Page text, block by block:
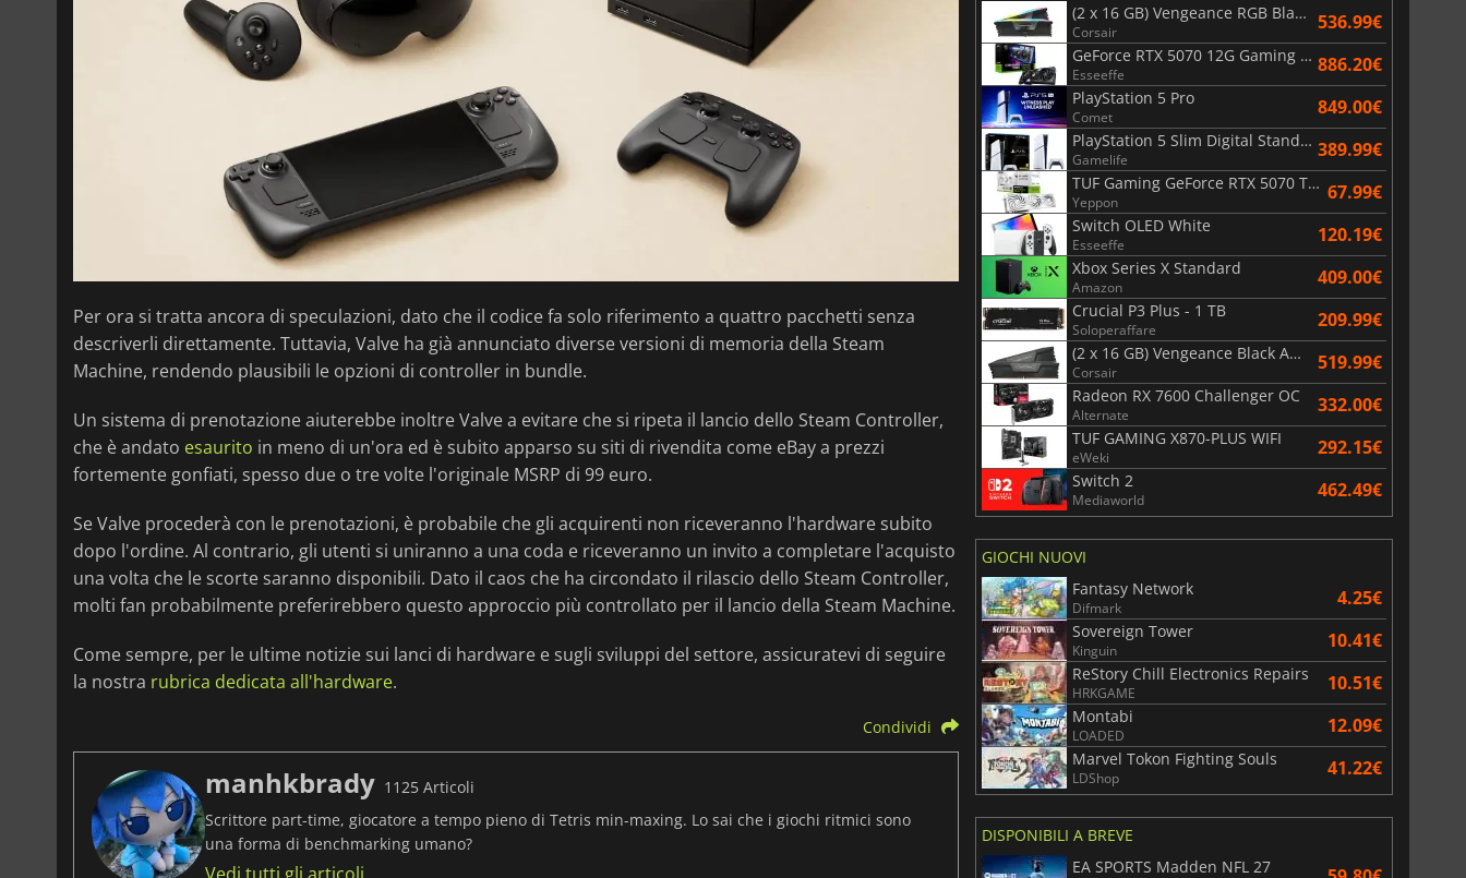
Per ora si tratta ancora di speculazioni, dato che il codice fa solo riferimento a quattro pacchetti senza
descriverli direttamente. Tuttavia, Valve ha già annunciato diverse versioni di memoria della Steam
Machine, rendendo plausibili le opzioni di controller in bundle.
Un sistema di prenotazione aiuterebbe inoltre Valve a evitare che si ripeta il lancio dello Steam Controller,
che è andato esaurito in meno di un'ora ed è subito apparso su siti di rivendita come eBay a prezzi
fortemente gonfiati, spesso due o tre volte l'originale MSRP di 99 euro.
Se Valve procederà con le prenotazioni, è probabile che gli acquirenti non riceveranno l'hardware subito
dopo l'ordine. Al contrario, gli utenti si uniranno a una coda e riceveranno un invito a completare l'acquisto
una volta che le scorte saranno disponibili. Dato il caos che ha circondato il rilascio dello Steam Controller,
molti fan probabilmente preferirebbero questo approccio più controllato per il lancio della Steam Machine.
Come sempre, per le ultime notizie sui lanci di hardware e sugli sviluppi del settore, assicuratevi di seguire
la nostra rubrica dedicata all'hardware.
Condividi
manhkbrady 1125 Articoli
Scrittore part-time, giocatore a tempo pieno di Tetris min-maxing. Lo sai che i giochi ritmici sono
una forma di benchmarking umano?
(2 x 16 GB) Vengeance RGB Black AMD Expo 6000 MHz - CAS 30
Corsair 536.99€
GeForce RTX 5070 12G Gaming Trio OC Black
Esseeffe 886.20€
PlayStation 5 Pro
Comet 849.00€
PlayStation 5 Slim Digital Standard
Gamelife 389.99€
TUF Gaming GeForce RTX 5070 Ti OC White Edition 16GB
Yeppon 67.99€
Switch OLED White
Esseeffe 120.19€
Xbox Series X Standard
Amazon 409.00€
Crucial P3 Plus - 1 TB
Soloperaffare 209.99€
(2 x 16 GB) Vengeance Black AMD Expo 6000 MHz - CAS 30
Corsair 519.99€
Radeon RX 7600 Challenger OC
Alternate 332.00€
TUF GAMING X870-PLUS WIFI
eWeki 292.15€
Switch 2
Mediaworld 462.49€
GIOCHI NUOVI
Fantasy Network
Difmark 4.25€
Sovereign Tower
Kinguin 10.41€
ReStory Chill Electronics Repairs
HRKGAME 10.51€
Montabi
LOADED 12.09€
Marvel Tokon Fighting Souls
LDShop 41.22€
DISPONIBILI A BREVE
EA SPORTS Madden NFL 27